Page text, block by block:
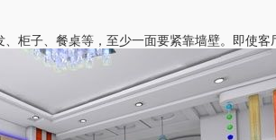
柜子、餐桌等，至少一面要紧靠墙壁。即使